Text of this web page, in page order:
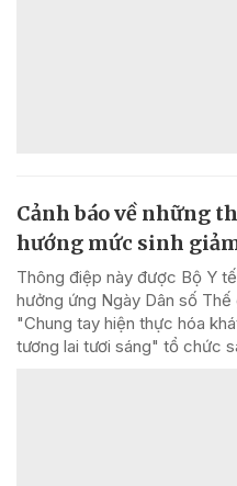
Cảnh báo về những
hướng mức sinh
Thông điệp này được Bộ Y
hưởng ứng Ngày Dân số
"Chung tay hiện thực hóa
tương lai tươi sáng" tổ chức